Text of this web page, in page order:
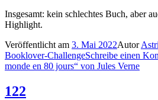
Insgesamt: kein schlechtes Buch, aber
Highlight.
Veröffentlicht am 3. Mai 2022Autor
Booklover-ChallengeSchreibe einen
monde en 80 jours“ von Jules Verne
122